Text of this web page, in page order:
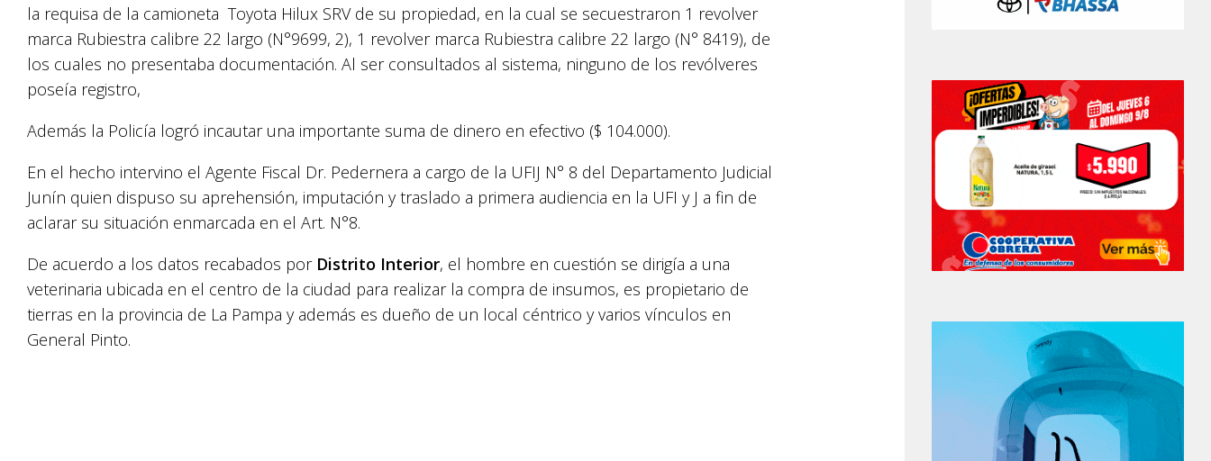
la requisa de la camioneta Toyota Hilux SRV de su propiedad, en la cual se secuestraron 1 revolver
marca Rubiestra calibre 22 largo (N°9699, 2), 1 revolver marca Rubiestra calibre 22 largo (N° 8419), de
los cuales no presentaba documentación. Al ser consultados al sistema, ninguno de los revólveres
poseía registro,
Además la Policía logró incautar una importante suma de dinero en efectivo ($ 104.000).
En el hecho intervino el Agente Fiscal Dr. Pedernera a cargo de la UFIJ N° 8 del Departamento Judicial
Junín quien dispuso su aprehensión, imputación y traslado a primera audiencia en la UFI y J a fin de
aclarar su situación enmarcada en el Art. N°8.
De acuerdo a los datos recabados por Distrito Interior, el hombre en cuestión se dirigía a una
veterinaria ubicada en el centro de la ciudad para realizar la compra de insumos, es propietario de
tierras en la provincia de La Pampa y además es dueño de un local céntrico y varios vínculos en
General Pinto.